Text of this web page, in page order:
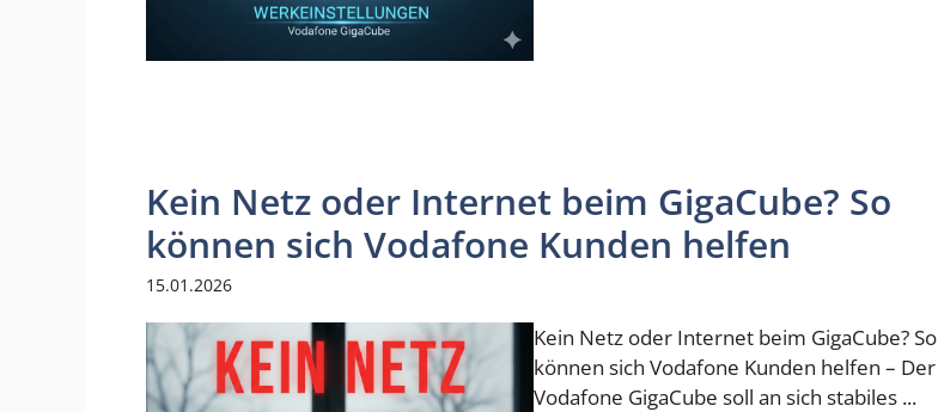
Kein Netz oder Internet beim GigaCube? So
können sich Vodafone Kunden helfen
15.01.2026
Kein Netz oder Internet beim GigaCube? So
können sich Vodafone Kunden helfen – Der
Vodafone GigaCube soll an sich stabiles ...